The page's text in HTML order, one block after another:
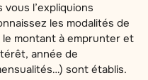
l’expliquions
les modalités de
le montant à emprunter et
année de
sont établis.